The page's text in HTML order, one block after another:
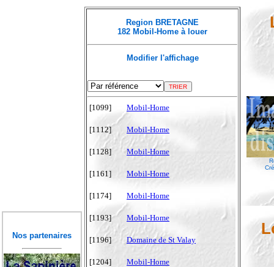
Nos partenaires
Region BRETAGNE
182 Mobil-Home à louer
Modifier l'affichage
[1099] Mobil-Home
[1112] Mobil-Home
[1128] Mobil-Home
[1161] Mobil-Home
[1174] Mobil-Home
[1193] Mobil-Home
[1196] Domaine de St Valay
[1204] Mobil-Home